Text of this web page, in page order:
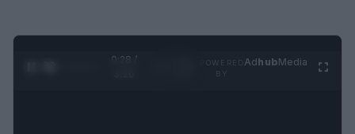
0:29 /
AdhubMedia